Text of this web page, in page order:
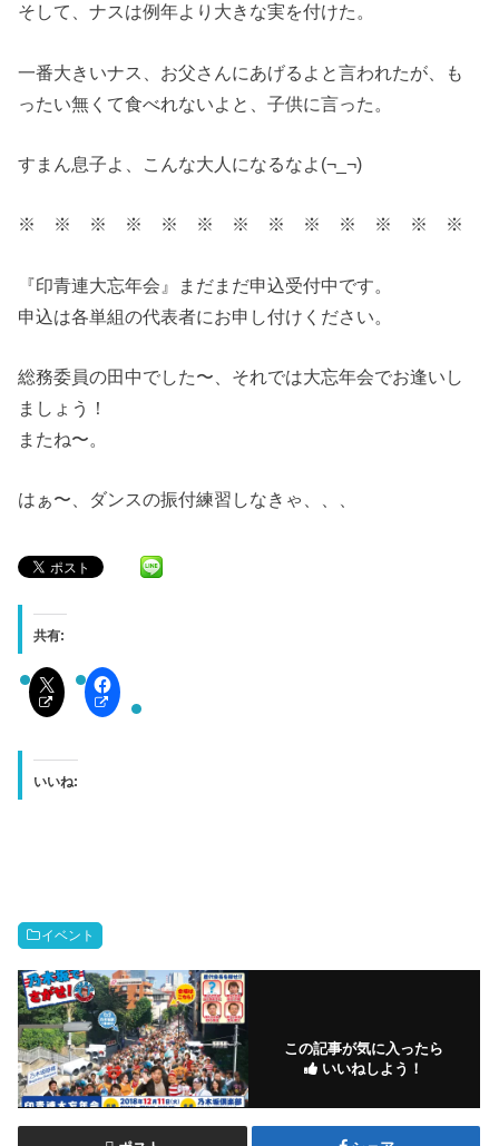
そして、ナスは例年より大きな実を付けた。
一番大きいナス、お父さんにあげるよと言われたが、も
ったい無くて食べれないよと、子供に言った。
すまん息子よ、こんな大人になるなよ(¬_¬)
※ ※ ※ ※ ※ ※ ※ ※ ※ ※ ※ ※ ※
『印青連大忘年会』まだまだ申込受付中です。
申込は各単組の代表者にお申し付けください。
総務委員の田中でした〜、それでは大忘年会でお逢いし
ましょう！
またね〜。
はぁ〜、ダンスの振付練習しなきゃ、、、
共有:
いいね:
イベント
この記事が気に入ったら
いいねしよう！